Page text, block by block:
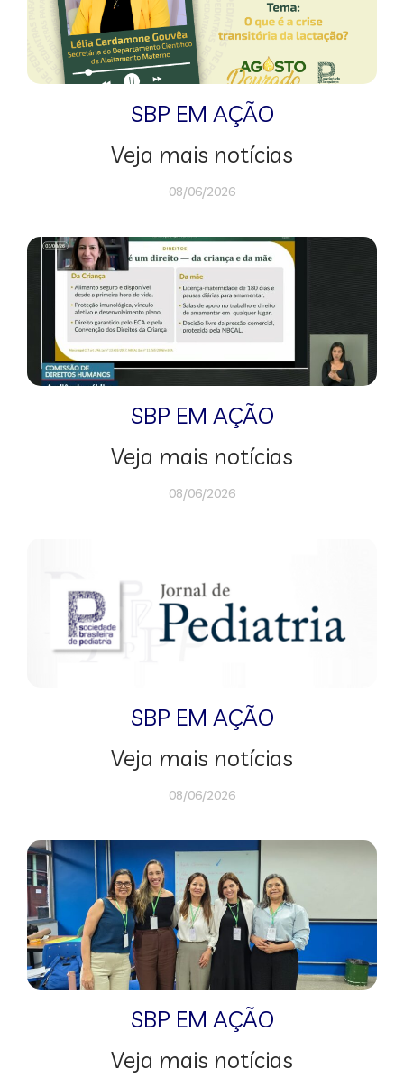
SBP EM AÇÃO
Veja mais notícias
08/06/2026
SBP EM AÇÃO
Veja mais notícias
08/06/2026
SBP EM AÇÃO
Veja mais notícias
08/06/2026
SBP EM AÇÃO
Veja mais notícias